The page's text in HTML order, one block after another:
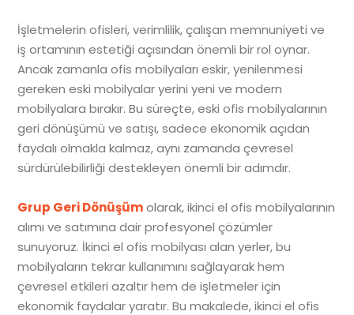
İşletmelerin ofisleri, verimlilik, çalışan memnuniyeti ve
iş ortamının estetiği açısından önemli bir rol oynar.
Ancak zamanla ofis mobilyaları eskir, yenilenmesi
gereken eski mobilyalar yerini yeni ve modern
mobilyalara bırakır. Bu süreçte, eski ofis mobilyalarının
geri dönüşümü ve satışı, sadece ekonomik açıdan
faydalı olmakla kalmaz, aynı zamanda çevresel
sürdürülebilirliği destekleyen önemli bir adımdır.
Grup Geri Dönüşümolarak, ikinci el ofis mobilyalarının
alımı ve satımına dair profesyonel çözümler
sunuyoruz. İkinci el ofis mobilyası alan yerler, bu
mobilyaların tekrar kullanımını sağlayarak hem
çevresel etkileri azaltır hem de işletmeler için
ekonomik faydalar yaratır. Bu makalede, ikinci el ofis